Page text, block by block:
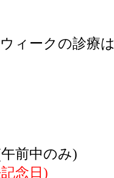
ィークの診療
前中のみ)
念日)